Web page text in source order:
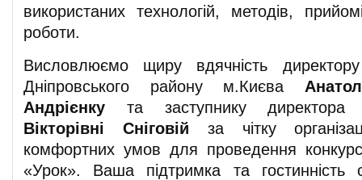
використаних технологій, методів,
роботи.
Висловлюємо щиру вдячність
Дніпровського району м.Києва
Андрієнку та заступнику
Вікторівні Сніговій за чітку
комфортних умов для проведення
«Урок». Ваша підтримка та гостинність